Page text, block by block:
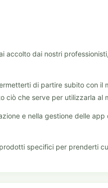
accolto dai nostri
di partire subito con il
che serve per utilizzarla al
e nella gestione delle
specifici per prenderti